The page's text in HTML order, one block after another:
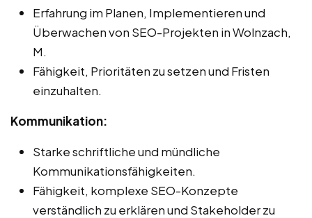
Erfahrung im Planen, Implementieren und
Überwachen von SEO-Projekten in Wolnzach,
M.
Fähigkeit, Prioritäten zu setzen und Fristen
einzuhalten.
Kommunikation:
Starke schriftliche und mündliche
Kommunikationsfähigkeiten.
Fähigkeit, komplexe SEO-Konzepte
verständlich zu erklären und Stakeholder zu